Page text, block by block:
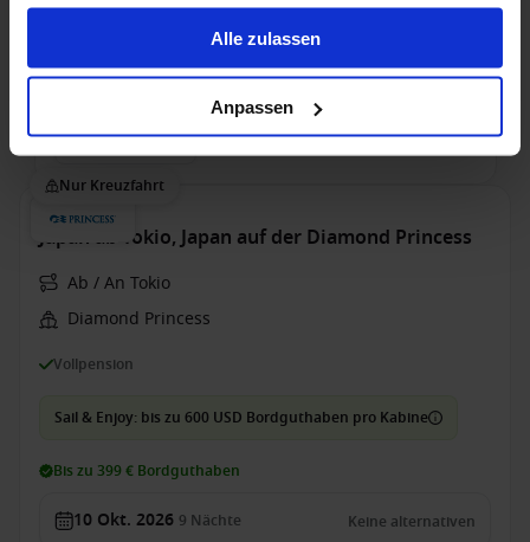
gesammelt haben.
Alle zulassen
Anpassen
Nächte
8.414 €p. P.
Nur Kreuzfahrt
Japan ab Tokio, Japan auf der Diamond Princess
Ab / An Tokio
Diamond Princess
Vollpension
Sail & Enjoy: bis zu 600 USD Bordguthaben pro Kabine
Bis zu 399 € Bordguthaben
10 Okt. 2026 9 Nächte Keine alternativen